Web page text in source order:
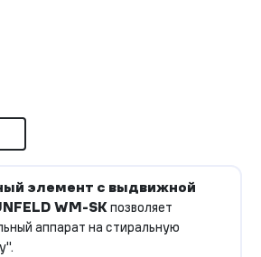
элемент с выдвижной
WM-SKпозволяет
аппарат на стиральную